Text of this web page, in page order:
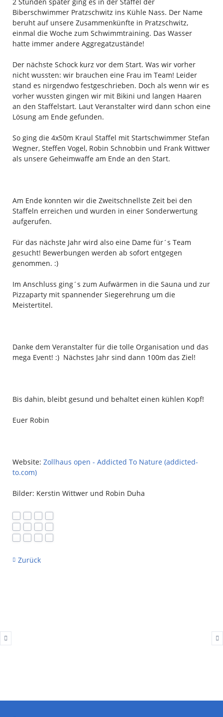
Biberschwimmer Pratzschwitz ins Kühle Nass. Der Name
beruht auf unsere Zusammenkünfte in Pratzschwitz,
einmal die Woche zum Schwimmtraining. Das Wasser
hatte immer andere Aggregatzustände!
Der nächste Schock kurz vor dem Start. Was wir vorher
nicht wussten: wir brauchen eine Frau im Team! Leider
stand es nirgendwo festgeschrieben. Doch als wenn wir es
vorher wussten gingen wir mit Bikini und langen Haaren
an den Staffelstart. Laut Veranstalter wird dann schon eine
Lösung am Ende gefunden.
So ging die 4x50m Kraul Staffel mit Startschwimmer Stefan
Wegner, Steffen Vogel, Robin Schnobbin und Frank Wittwer
als unsere Geheimwaffe am Ende an den Start.
Am Ende konnten wir die Zweitschnellste Zeit bei den
Staffeln erreichen und wurden in einer Sonderwertung
aufgerufen.
Für das nächste Jahr wird also eine Dame für´s Team
gesucht! Bewerbungen werden ab sofort entgegen
genommen. :)
Im Anschluss ging´s zum Aufwärmen in die Sauna und zur
Pizzaparty mit spannender Siegerehrung um die
Meistertitel.
Danke dem Veranstalter für die tolle Organisation und das
mega Event! :) Nächstes Jahr sind dann 100m das Ziel!
Bis dahin, bleibt gesund und behaltet einen kühlen Kopf!
Euer Robin
Website: Zollhaus open - Addicted To Nature (addicted-
to.com)
Bilder: Kerstin Wittwer und Robin Duha
Zurück